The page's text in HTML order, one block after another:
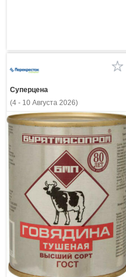
Суперцена
(4 - 10 Августа 2026)